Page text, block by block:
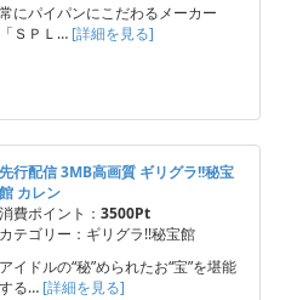
常にパイパンにこだわるメーカー
「ＳＰＬ… [詳細を見る]
先行配信 3MB高画質 ギリグラ!!秘宝
館 カレン
消費ポイント： 3500Pt
カテゴリー：ギリグラ!!秘宝館
アイドルの“秘”められたお“宝”を堪能
する… [詳細を見る]